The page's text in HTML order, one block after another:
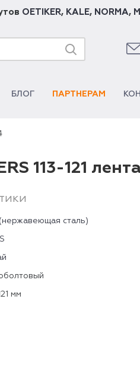
OETIKER, KALE, NORMA,
БЛОГ ПАРТНЕРАМ
113-121
сталь)
мм